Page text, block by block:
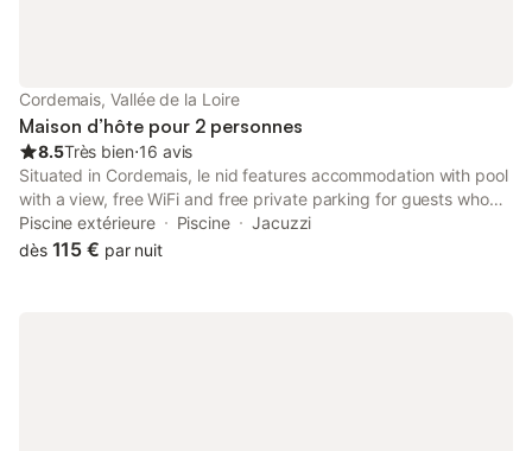
Cordemais, Vallée de la Loire
Maison d’hôte pour 2 personnes
8.5Très bien⋅16 avis
Situated in Cordemais, le nid features accommodation with pool
with a view, free WiFi and free private parking for guests who
drive. A hot tub is available for guests, along with spa facilities.
Piscine extérieure Piscine
Jacuzzi
dès 115 € par nuit